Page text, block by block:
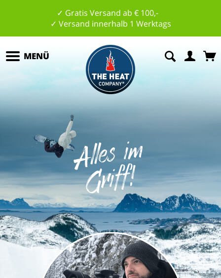
✓ Gratis Versand ab € 100,-
✓ Versand innerhalb 1 Werktags
All
es
i
m
G
riff
!
MENÜ